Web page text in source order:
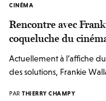
CINÉMA
Rencontre avec
coqueluche du
Actuellement à l’affiche
des solutions, Frankie
PAR THIERRY CHAMPY